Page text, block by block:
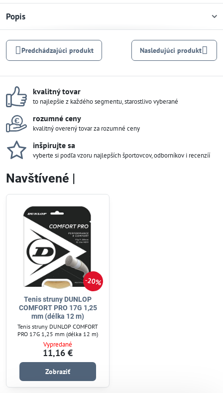
Popis
Predchádzajúci produkt Nasledujúci produkt
kvalitný tovar
to najlepšie z každého segmentu, starostlivo vyberané
rozumné ceny
kvalitný overený tovar za rozumné ceny
inšpirujte sa
vyberte si podľa vzoru najlepších športovcov, odborníkov i recenzíí
Navštívené |
20%
Tenis struny DUNLOP
COMFORT PRO 17G 1,25
mm (délka 12 m)
Tenis struny DUNLOP COMFORT
PRO 17G 1,25 mm (délka 12 m)
Vypredané
11,16 €
Zobraziť